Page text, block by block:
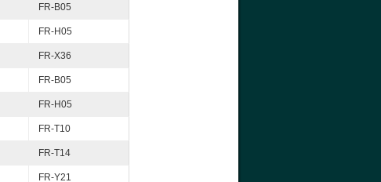
FR-B05
FR-H05
FR-X36
FR-B05
FR-H05
FR-T10
FR-T14
FR-Y21